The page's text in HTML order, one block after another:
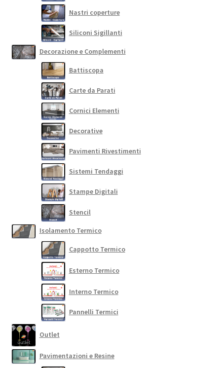
Nastri coperture
Siliconi Sigillanti
Decorazione e Complementi
Battiscopa
Carte da Parati
Cornici Elementi
Decorative
Pavimenti Rivestimenti
Sistemi Tendaggi
Stampe Digitali
Stencil
Isolamento Termico
Cappotto Termico
Esterno Termico
Interno Termico
Pannelli Termici
Outlet
Pavimentazioni e Resine